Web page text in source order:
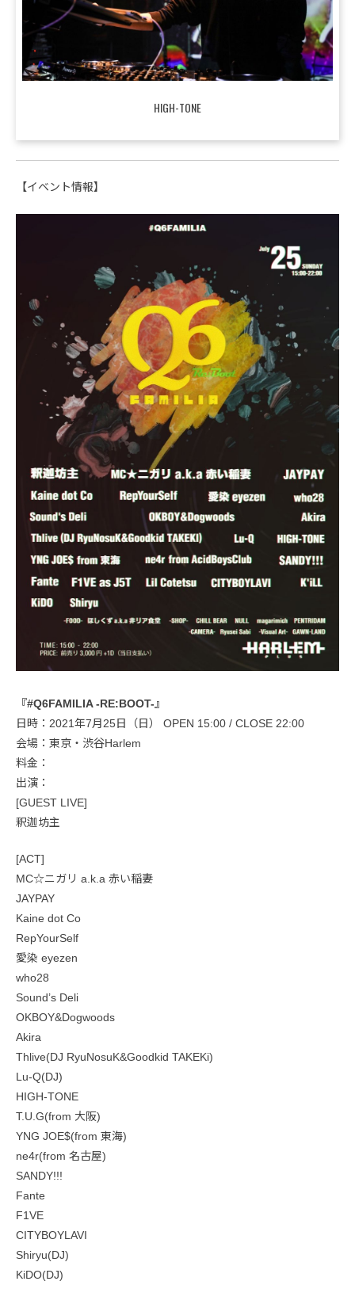
HIGH-TONE
【イベント情報】
『#Q6FAMILIA -RE:BOOT-』
日時：2021年7月25日（日） OPEN 15:00 / CLOSE 22:00
会場：東京・渋谷Harlem
料金：
出演：
[GUEST LIVE]
釈迦坊主
[ACT]
MC☆ニガリ a.k.a 赤い稲妻
JAYPAY
Kaine dot Co
RepYourSelf
愛染 eyezen
who28
Sound’s Deli
OKBOY&Dogwoods
Akira
Thlive(DJ RyuNosuK&Goodkid TAKEKi)
Lu-Q(DJ)
HIGH-TONE
T.U.G(from 大阪)
YNG JOE$(from 東海)
ne4r(from 名古屋)
SANDY!!!
Fante
F1VE
CITYBOYLAVI
Shiryu(DJ)
KiDO(DJ)